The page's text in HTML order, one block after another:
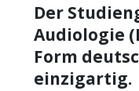
Der
Audiologie
Form
einzigartig.